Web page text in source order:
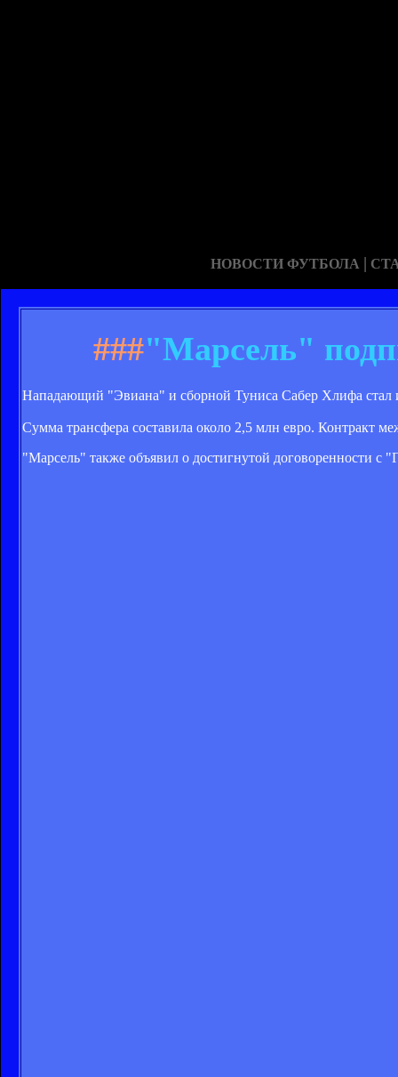
НОВОСТИ ФУТБОЛА |
###"Марсель"
Нападающий "Эвиана" и сборной Туниса Сабер Хлифа стал
Сумма трансфера составила около 2,5 млн евро. Контракт
"Марсель" также объявил о достигнутой договоренности с